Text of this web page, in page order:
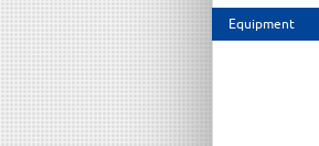
Equipment